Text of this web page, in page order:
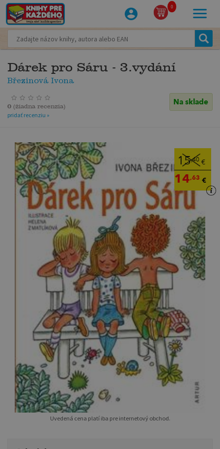
0
Dárek pro Sáru - 3.vydání
Březinová Ivona
Na sklade
0 (žiadna recenzia)
pridať recenziu »
15,40 €
14,63 €
Uvedená cena platí iba pre internetový obchod.